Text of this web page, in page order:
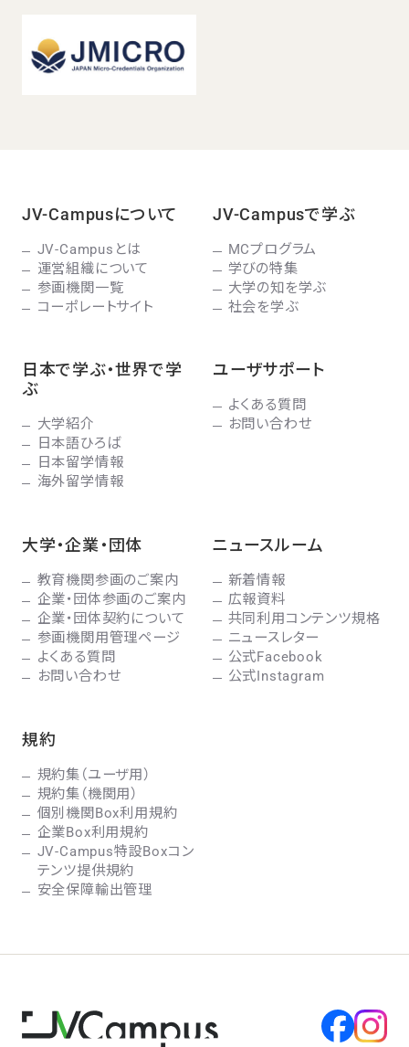
JV-Campusについて
JV-Campusとは
運営組織について
参画機関一覧
コーポレートサイト
JV-Campusで学ぶ
MCプログラム
学びの特集
大学の知を学ぶ
社会を学ぶ
日本で学ぶ・世界で学
ぶ
大学紹介
日本語ひろば
日本留学情報
海外留学情報
ユーザサポート
よくある質問
お問い合わせ
大学・企業・団体
教育機関参画のご案内
企業・団体参画のご案内
企業・団体契約について
参画機関用管理ページ
よくある質問
お問い合わせ
ニュースルーム
新着情報
広報資料
共同利用コンテンツ規格
ニュースレター
公式Facebook
公式Instagram
規約
規約集（ユーザ用）
規約集（機関用）
個別機関Box利用規約
企業Box利用規約
JV-Campus特設Boxコン
テンツ提供規約
安全保障輸出管理